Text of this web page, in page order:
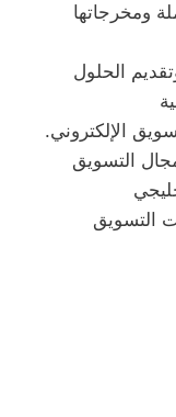
ومخرجاتها
الحلول
الإلكتروني.
التسويق
التسويق